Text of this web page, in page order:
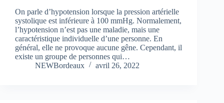
On parle d’hypotension lorsque la pression artérielle
systolique est inférieure à 100 mmHg. Normalement,
l’hypotension n’est pas une maladie, mais une
caractéristique individuelle d’une personne. En
général, elle ne provoque aucune gêne. Cependant, il
existe un groupe de personnes qui…
NEWBordeaux
avril 26, 2022